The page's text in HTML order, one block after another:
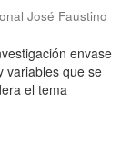
José Faustino
envase
variables que se
el tema